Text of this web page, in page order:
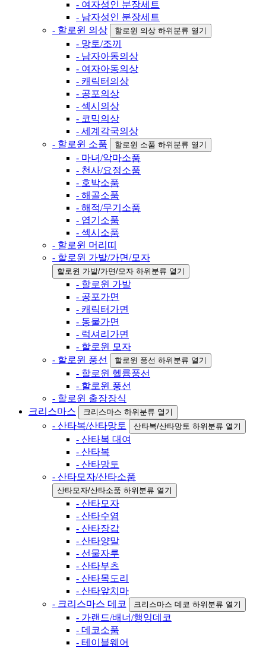
- 여자성인 분장세트
- 남자성인 분장세트
- 할로윈 의상
할로윈 의상 하위분류 열기
- 망토/조끼
- 남자아동의상
- 여자아동의상
- 캐릭터의상
- 공포의상
- 섹시의상
- 코믹의상
- 세계각국의상
- 할로윈 소품
할로윈 소품 하위분류 열기
- 마녀/악마소품
- 천사/요정소품
- 호박소품
- 해골소품
- 해적/무기소품
- 엽기소품
- 섹시소품
- 할로윈 머리띠
- 할로윈 가발/가면/모자
할로윈 가발/가면/모자 하위분류 열기
- 할로윈 가발
- 공포가면
- 캐릭터가면
- 동물가면
- 럭셔리가면
- 할로윈 모자
- 할로윈 풍선
할로윈 풍선 하위분류 열기
- 할로윈 헬륨풍선
- 할로윈 풍선
- 할로윈 출장장식
크리스마스
크리스마스 하위분류 열기
- 산타복/산타망토 산타복/산타망토 하위분류 열기
- 산타복 대여
- 산타복
- 산타망토
- 산타모자/산타소품
산타모자/산타소품 하위분류 열기
- 산타모자
- 산타수염
- 산타장갑
- 산타양말
- 선물자루
- 산타부츠
- 산타목도리
- 산타앞치마
- 크리스마스 데코
크리스마스 데코 하위분류 열기
- 가랜드/배너/행잉데코
- 데코소품
- 테이블웨어